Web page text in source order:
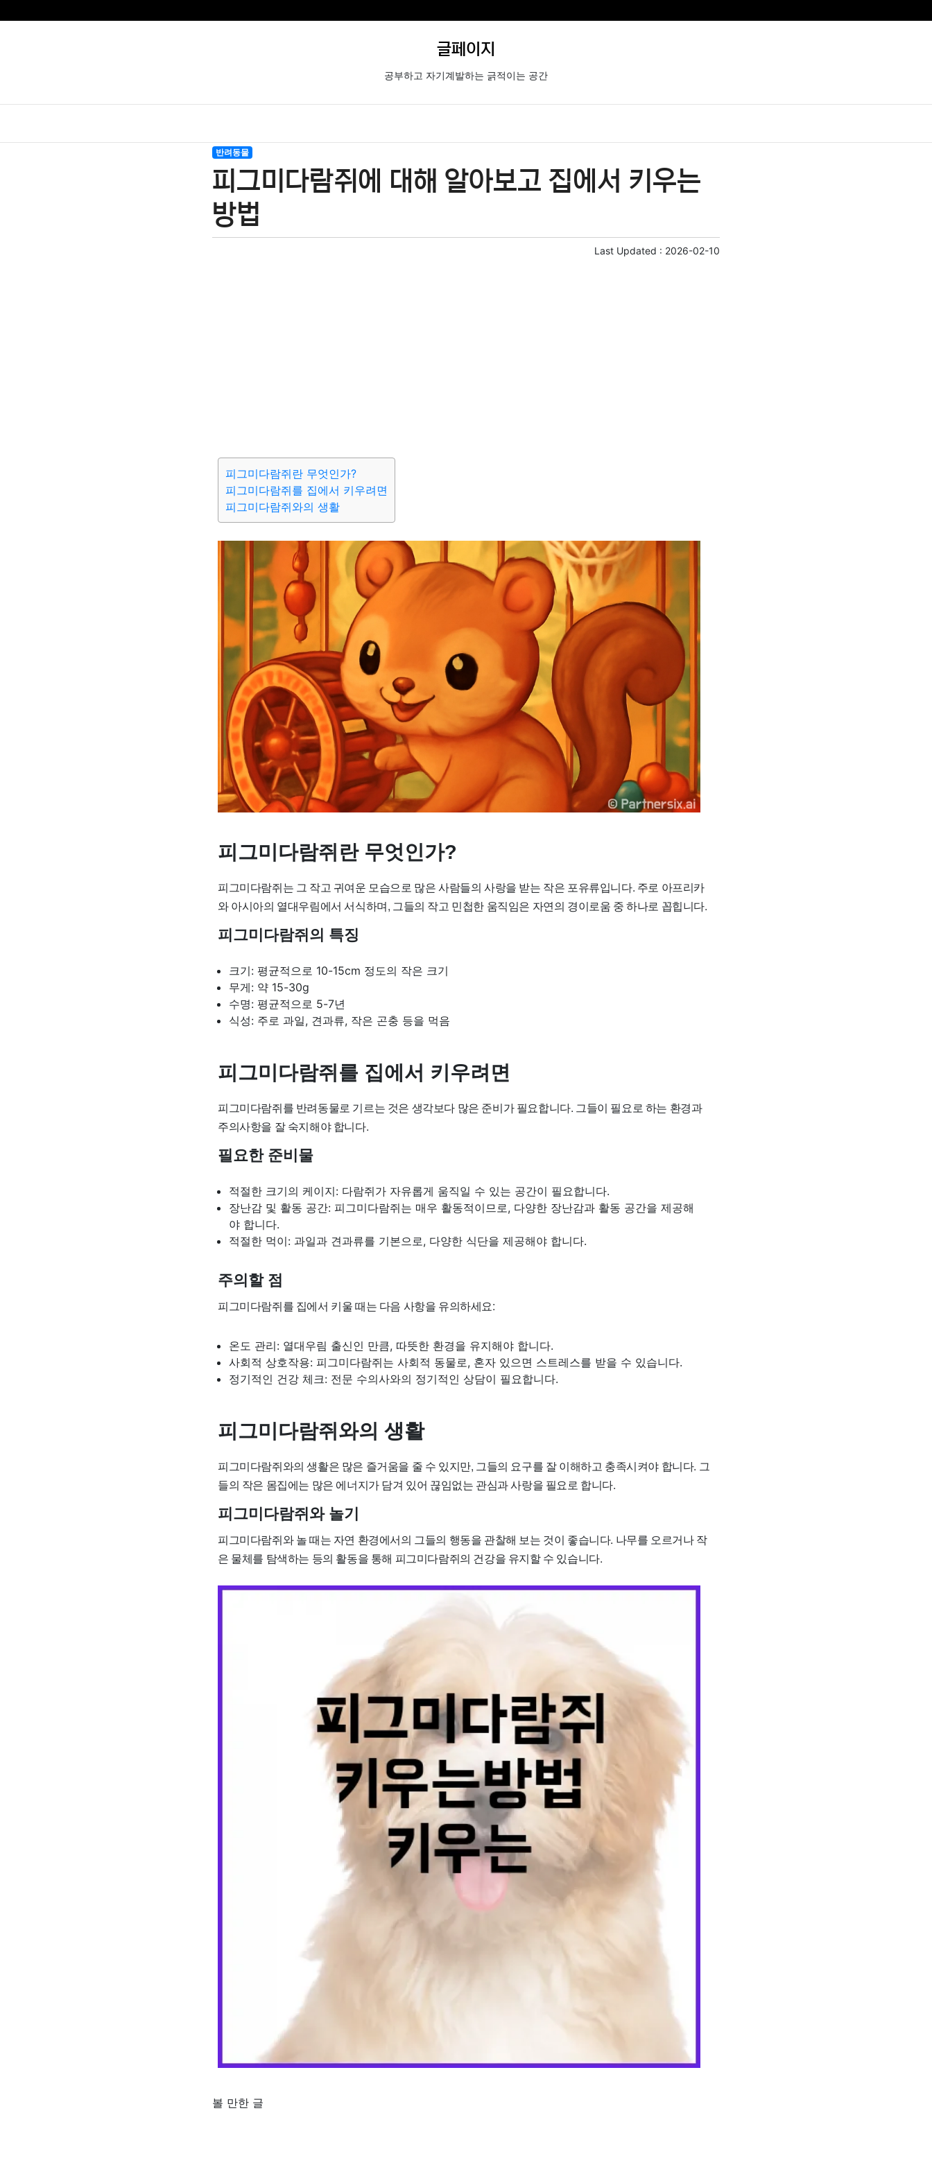
글페이지
공부하고 자기계발하는 긁적이는 공간
반려동물
피그미다람쥐에 대해 알아보고 집에서 키우는
방법
Last Updated : 2026-02-10
피그미다람쥐란 무엇인가?
피그미다람쥐를 집에서 키우려면
피그미다람쥐와의 생활
피그미다람쥐란 무엇인가?
피그미다람쥐는 그 작고 귀여운 모습으로 많은 사람들의 사랑을 받는 작은 포유류입니다. 주로 아프리카
와 아시아의 열대우림에서 서식하며, 그들의 작고 민첩한 움직임은 자연의 경이로움 중 하나로 꼽힙니다.
피그미다람쥐의 특징
크기: 평균적으로 10-15cm 정도의 작은 크기
무게: 약 15-30g
수명: 평균적으로 5-7년
식성: 주로 과일, 견과류, 작은 곤충 등을 먹음
피그미다람쥐를 집에서 키우려면
피그미다람쥐를 반려동물로 기르는 것은 생각보다 많은 준비가 필요합니다. 그들이 필요로 하는 환경과
주의사항을 잘 숙지해야 합니다.
필요한 준비물
적절한 크기의 케이지: 다람쥐가 자유롭게 움직일 수 있는 공간이 필요합니다.
장난감 및 활동 공간: 피그미다람쥐는 매우 활동적이므로, 다양한 장난감과 활동 공간을 제공해
야 합니다.
적절한 먹이: 과일과 견과류를 기본으로, 다양한 식단을 제공해야 합니다.
주의할 점
피그미다람쥐를 집에서 키울 때는 다음 사항을 유의하세요:
온도 관리: 열대우림 출신인 만큼, 따뜻한 환경을 유지해야 합니다.
사회적 상호작용: 피그미다람쥐는 사회적 동물로, 혼자 있으면 스트레스를 받을 수 있습니다.
정기적인 건강 체크: 전문 수의사와의 정기적인 상담이 필요합니다.
피그미다람쥐와의 생활
피그미다람쥐와의 생활은 많은 즐거움을 줄 수 있지만, 그들의 요구를 잘 이해하고 충족시켜야 합니다. 그
들의 작은 몸집에는 많은 에너지가 담겨 있어 끊임없는 관심과 사랑을 필요로 합니다.
피그미다람쥐와 놀기
피그미다람쥐와 놀 때는 자연 환경에서의 그들의 행동을 관찰해 보는 것이 좋습니다. 나무를 오르거나 작
은 물체를 탐색하는 등의 활동을 통해 피그미다람쥐의 건강을 유지할 수 있습니다.
볼 만한 글